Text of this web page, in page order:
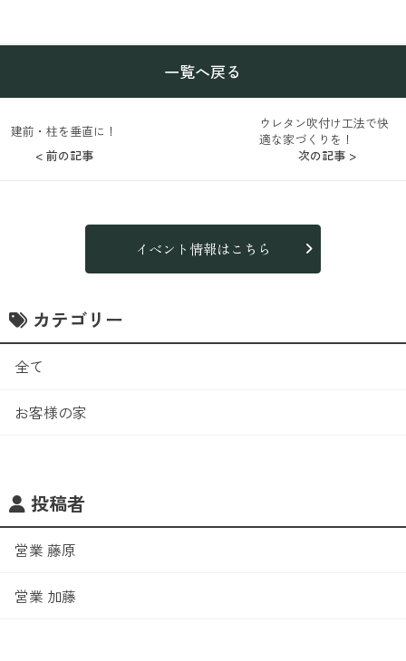
< 前の記事
建前・柱を垂直に！
一覧へ戻る
ウレタン吹付け工法で快
適な家づくりを！
次の記事 >
イベント情報はこちら
カテゴリー
全て
お客様の家
投稿者
営業 藤原
営業 加藤